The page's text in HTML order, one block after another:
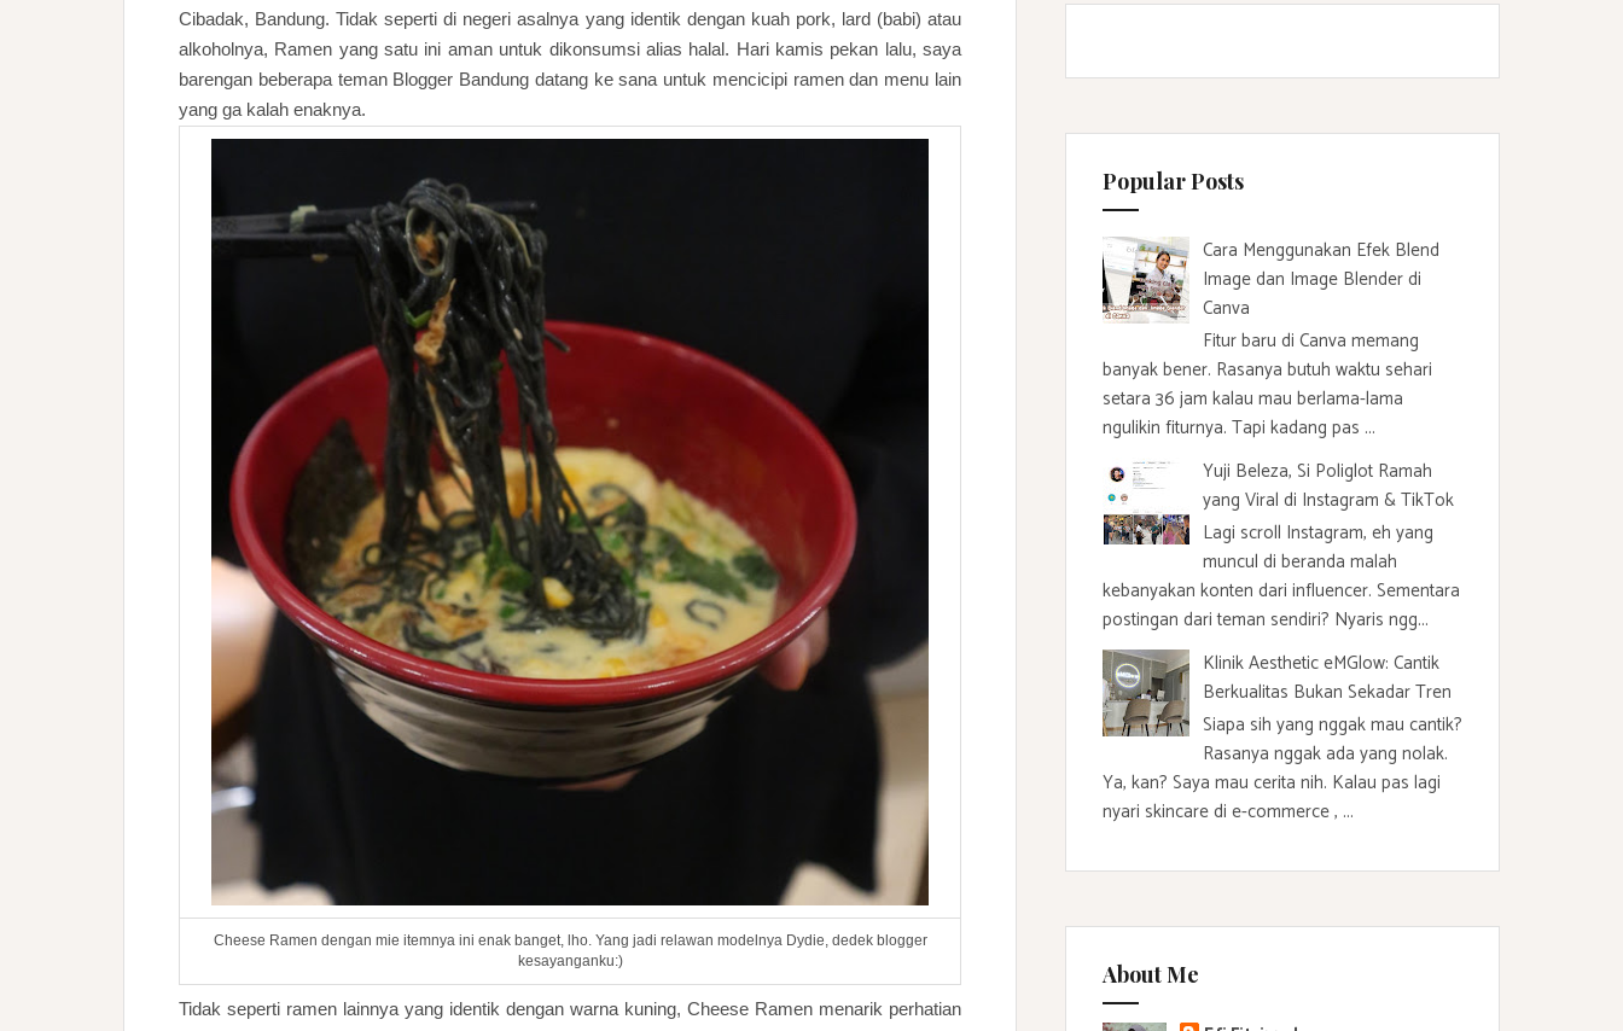
Cibadak, Bandung. Tidak seperti di negeri asalnya yang identik dengan kuah pork, lard (babi) atau
alkoholnya, Ramen yang satu ini aman untuk dikonsumsi alias halal. Hari kamis pekan lalu, saya
barengan beberapa teman Blogger Bandung datang ke sana untuk mencicipi ramen dan menu lain
yang ga kalah enaknya.
Cheese Ramen dengan mie itemnya ini enak banget, lho. Yang jadi relawan modelnya Dydie, dedek blogger
kesayanganku:)
Tidak seperti ramen lainnya yang identik dengan warna kuning, Cheese Ramen menarik perhatian
Popular Posts
Cara Menggunakan Efek Blend
Image dan Image Blender di
Canva
Fitur baru di Canva memang
banyak bener. Rasanya butuh waktu sehari
setara 36 jam kalau mau berlama-lama
ngulikin fiturnya. Tapi kadang pas ...
Yuji Beleza, Si Poliglot Ramah
yang Viral di Instagram & TikTok
Lagi scroll Instagram, eh yang
muncul di beranda malah
kebanyakan konten dari influencer. Sementara
postingan dari teman sendiri? Nyaris ngg...
Klinik Aesthetic eMGlow: Cantik
Berkualitas Bukan Sekadar Tren
Siapa sih yang nggak mau cantik?
Rasanya nggak ada yang nolak.
Ya, kan? Saya mau cerita nih. Kalau pas lagi
nyari skincare di e-commerce , ...
About Me